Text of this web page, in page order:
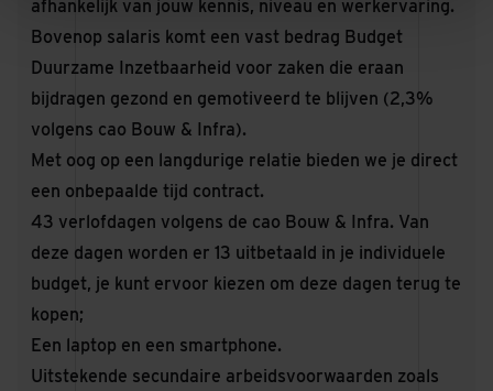
afhankelijk van jouw kennis, niveau en werkervaring.
Bovenop salaris komt een vast bedrag Budget
Duurzame Inzetbaarheid voor zaken die eraan
bijdragen gezond en gemotiveerd te blijven (2,3%
volgens cao Bouw & Infra).
Met oog op een langdurige relatie bieden we je direct
een onbepaalde tijd contract.
43 verlofdagen volgens de cao Bouw & Infra. Van
deze dagen worden er 13 uitbetaald in je individuele
budget, je kunt ervoor kiezen om deze dagen terug te
kopen;
Een laptop en een smartphone.
Uitstekende secundaire arbeidsvoorwaarden zoals